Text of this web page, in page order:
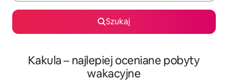
Szukaj
Kakula – najlepiej oceniane pobyty
wakacyjne